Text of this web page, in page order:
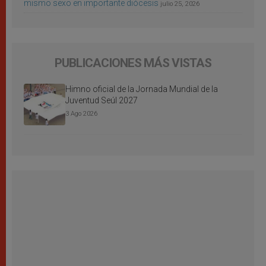
mismo sexo en importante diócesis julio 25, 2026
PUBLICACIONES MÁS VISTAS
Himno oficial de la Jornada Mundial de la
Juventud Seúl 2027
3 Ago 2026